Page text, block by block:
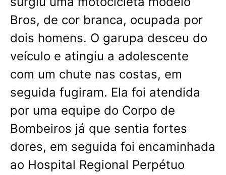
Bros, de cor branca, ocupada por
dois homens. O garupa desceu do
veículo e atingiu a adolescente
com um chute nas costas, em
seguida fugiram. Ela foi atendida
por uma equipe do Corpo de
Bombeiros já que sentia fortes
dores, em seguida foi encaminhada
ao Hospital Regional Perpétuo